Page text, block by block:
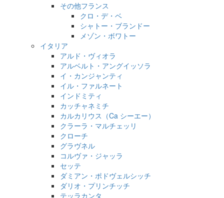
その他フランス
クロ・デ・ベ
シャトー・ブランドー
メゾン・ボワトー
イタリア
アルド・ヴィオラ
アルベルト・アングイッソラ
イ・カンジャンティ
イル・ファルネート
インドミティ
カッチャネミチ
カルカリウス（Ca シーエー）
クラーラ・マルチェッリ
クローチ
グラヴネル
コルヴァ・ジャッラ
セッテ
ダミアン・ポドヴェルシッチ
ダリオ・プリンチッチ
テッラカンタ